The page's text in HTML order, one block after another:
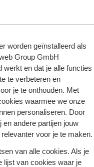
worden geïnstalleerd als
Group GmbH
werkt en dat je alle functies
te verbeteren en
je te onthouden. Met
waarmee we onze
personaliseren. Door
andere partijen jouw
voor je te maken.
van alle cookies. Als je
lijst van cookies waar je
Vos